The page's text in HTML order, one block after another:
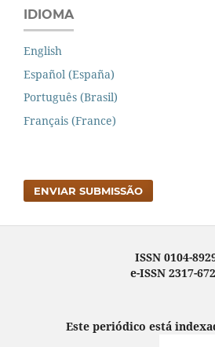
IDIOMA
English
Español (España)
Português (Brasil)
Français (France)
ENVIAR SUBMISSÃO
ISSN 0104-
e-ISSN 2317-
Este periódico está